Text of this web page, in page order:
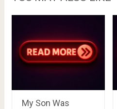
My Son Was